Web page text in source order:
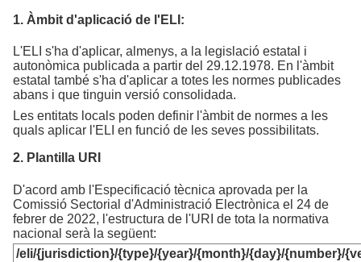
1. Àmbit d'aplicació de l'ELI:
L'ELI s'ha d'aplicar, almenys, a la legislació estatal i
autonòmica publicada a partir del 29.12.1978. En l'àmbit
estatal també s'ha d'aplicar a totes les normes publicades
abans i que tinguin versió consolidada.
Les entitats locals poden definir l'àmbit de normes a les
quals aplicar l'ELI en funció de les seves possibilitats.
2. Plantilla URI
D'acord amb l'Especificació tècnica aprovada per la
Comissió Sectorial d'Administració Electrònica el 24 de
febrer de 2022, l'estructura de l'URI de tota la normativa
nacional serà la següent:
/eli/{jurisdiction}/{type}/{year}/{month}/{day}/{number}/